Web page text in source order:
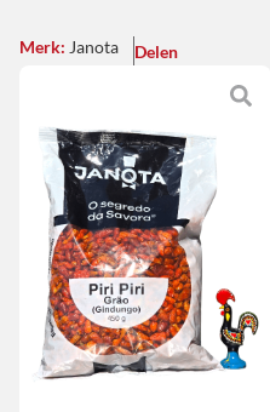
Merk: Janota Delen